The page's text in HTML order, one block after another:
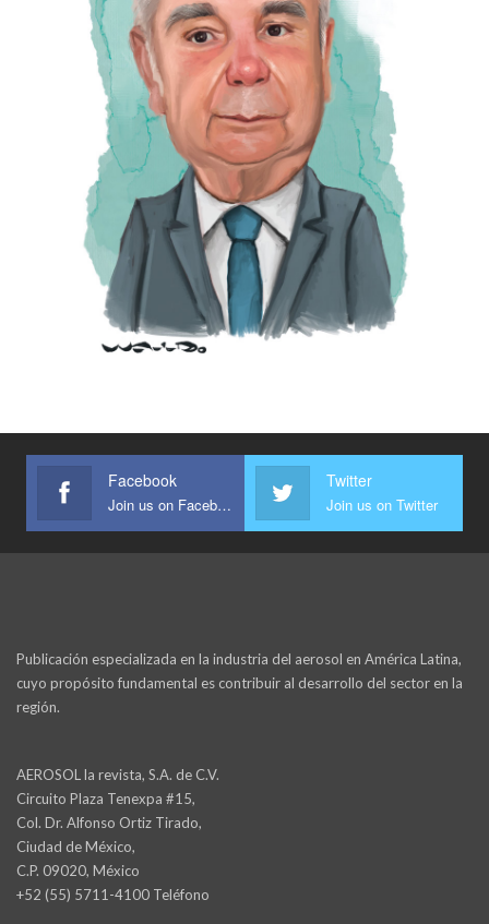
Facebook
Join us on Facebook
Twitter
Join us on Twitter
Publicación especializada en la industria del aerosol en América Latina,
cuyo propósito fundamental es contribuir al desarrollo del sector en la
región.
AEROSOL la revista, S.A. de C.V.
Circuito Plaza Tenexpa #15,
Col. Dr. Alfonso Ortiz Tirado,
Ciudad de México,
C.P. 09020, México
+52 (55) 5711-4100 Teléfono